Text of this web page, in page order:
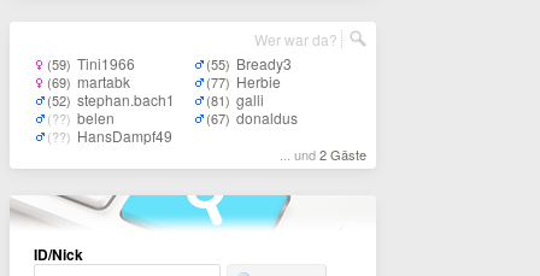
(59) Tini1966
(69) martabk
(52) stephan.bach1
(??) belen
(??) HansDampf49
(55) Bready3
(77) Herbie
(81) galli
(67) donaldus
... und2 Gäste
Wer war da?
ID/Nick